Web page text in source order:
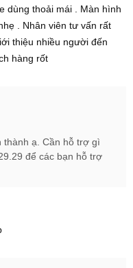
Mi Watch
dùng thoải mái . Màn hình
. Nhân viên tư vấn rất
thiệu nhiều người đến
hàng rốt
ạ. Cần hỗ trợ gì
để các bạn hỗ trợ